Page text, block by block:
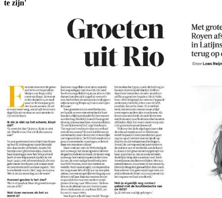
te zijn'